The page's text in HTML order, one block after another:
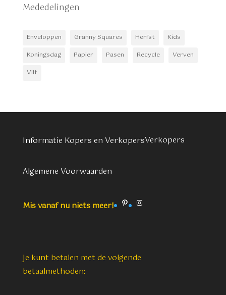
Mededelingen
Enveloppen Granny Squares Herfst
Kids
Koningsdag
Papier Pasen Recycle
Verven
Vilt
Informatie Kopers en VerkopersVerkopers
Algemene Voorwaarden
Mis vanaf nu niets meer! PinterestInstagram
Je kunt betalen met de volgende
betaalmethoden: